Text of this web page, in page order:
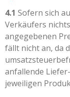
4.1 Sofern sich
Verkäufers
angegebenen
fällt nicht an, da
anfallende
jeweiligen